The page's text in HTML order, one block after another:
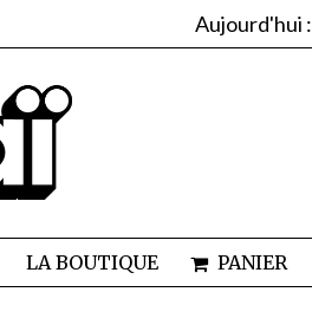
Aujourd'hui :
LA BOUTIQUE PANIER